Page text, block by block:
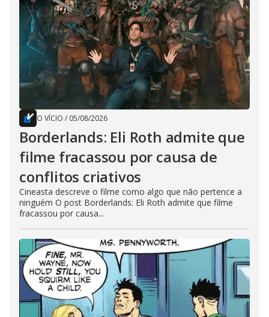
O VÍCIO / 05/08/2026
Borderlands: Eli Roth admite que
filme fracassou por causa de
conflitos criativos
Cineasta descreve o filme como algo que não pertence a
ninguém O post Borderlands: Eli Roth admite que filme
fracassou por causa...